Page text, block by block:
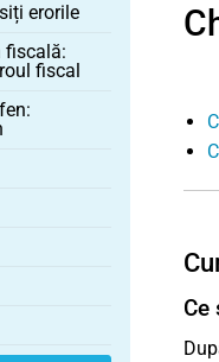
Ce
erorile
fiscală:
fiscal